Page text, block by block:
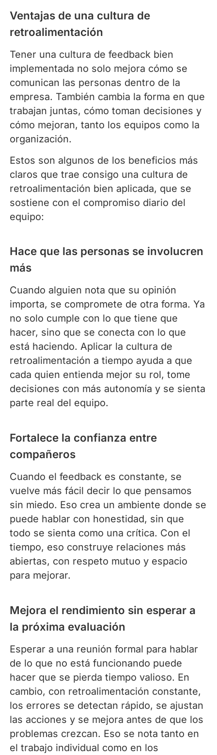
Ventajas de una cultura de
retroalimentación
Tener una cultura de feedback bien
implementada no solo mejora cómo se
comunican las personas dentro de la
empresa. También cambia la forma en que
trabajan juntas, cómo toman decisiones y
cómo mejoran, tanto los equipos como la
organización.
Estos son algunos de los beneficios más
claros que trae consigo una cultura de
retroalimentación bien aplicada, que se
sostiene con el compromiso diario del
equipo:
Hace que las personas se involucren
más
Cuando alguien nota que su opinión
importa, se compromete de otra forma. Ya
no solo cumple con lo que tiene que
hacer, sino que se conecta con lo que
está haciendo. Aplicar la cultura de
retroalimentación a tiempo ayuda a que
cada quien entienda mejor su rol, tome
decisiones con más autonomía y se sienta
parte real del equipo.
Fortalece la confianza entre
compañeros
Cuando el feedback es constante, se
vuelve más fácil decir lo que pensamos
sin miedo. Eso crea un ambiente donde se
puede hablar con honestidad, sin que
todo se sienta como una crítica. Con el
tiempo, eso construye relaciones más
abiertas, con respeto mutuo y espacio
para mejorar.
Mejora el rendimiento sin esperar a
la próxima evaluación
Esperar a una reunión formal para hablar
de lo que no está funcionando puede
hacer que se pierda tiempo valioso. En
cambio, con retroalimentación constante,
los errores se detectan rápido, se ajustan
las acciones y se mejora antes de que los
problemas crezcan. Eso se nota tanto en
el trabajo individual como en los